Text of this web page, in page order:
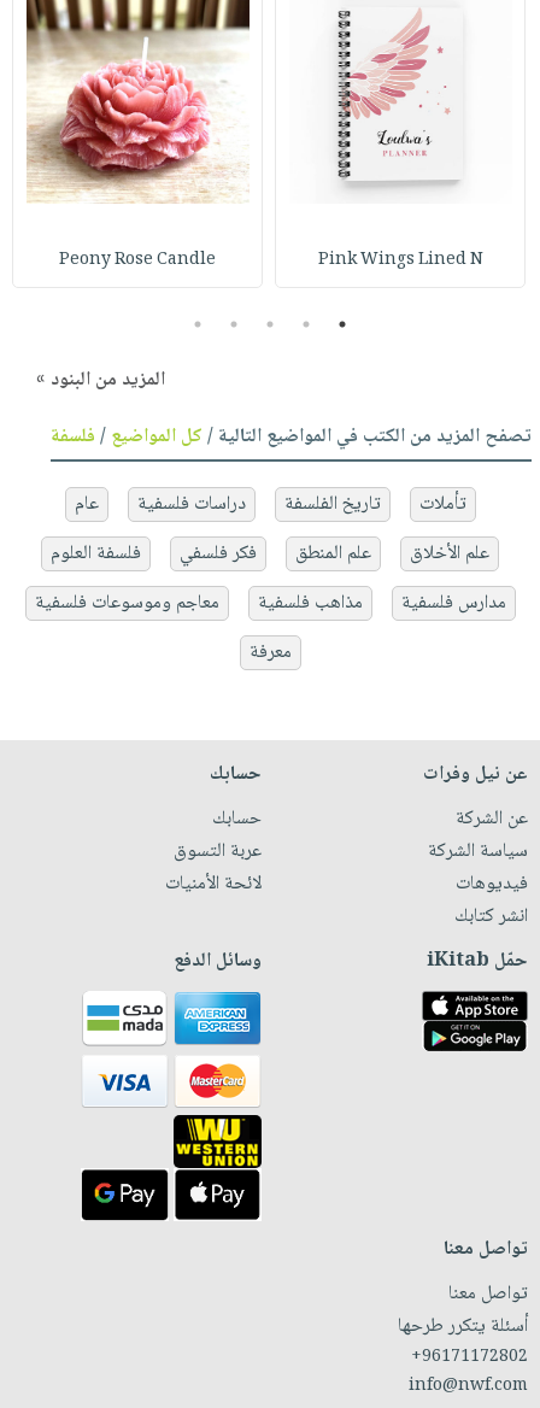
Pink Wings Lined N
Peony Rose Candle
1
2
3
4
5
المزيد من البنود »
تصفح المزيد من الكتب في المواضيع التالية /كل المواضيع/فلسفة
تأملات تاريخ الفلسفة دراسات فلسفية
عام
علم الأخلاق
علم المنطق فكر فلسفي
فلسفة العلوم
مدارس فلسفية
مذاهب فلسفية
معاجم وموسوعات فلسفية
معرفة
عن نيل وفرات
عن الشركة
سياسة الشركة
فيديوهات
انشر كتابك
حسابك
حسابك
عربة التسوق
لائحة الأمنيات
حمّل iKitab وسائل الدفع
تواصل معنا
تواصل معنا
أسئلة يتكرر طرحها
+96171172802
info@nwf.com